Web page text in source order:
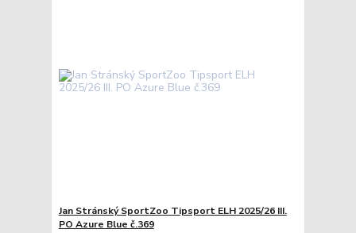
Jan Stránský SportZoo Tipsport ELH 2025/26 III.
PO Azure Blue č.369